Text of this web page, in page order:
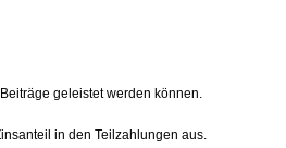
geleistet werden können.
in den Teilzahlungen aus.